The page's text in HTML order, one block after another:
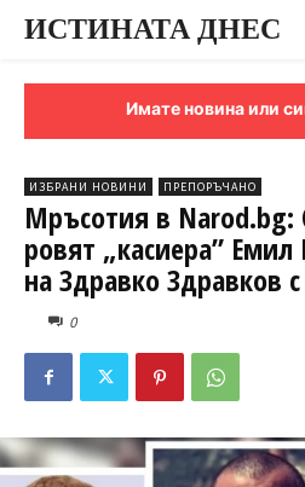
ИСТИНАТА ДНЕС
Имате новина или
ИЗБРАНИ НОВИНИ ПРЕПОРЪЧАНО
Мръсотия в Narod.bg:
ровят „касиера”
на Здравко Здравков
0